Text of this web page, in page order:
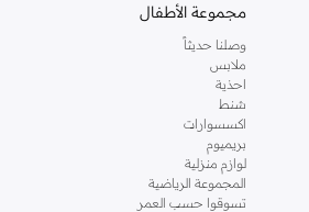
مجموعة الأطفال
وصلنا حديثاً
ملابس
احذية
شنط
اكسسوارات
بريميوم
لوازم منزلية
المجموعة الرياضية
تسوقوا حسب العمر